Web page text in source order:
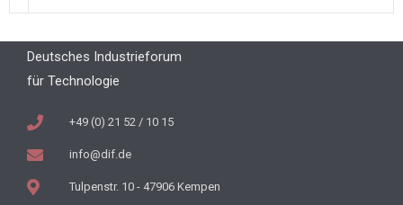
Deutsches Industrieforum
für Technologie
+49 (0) 21 52 / 10 15
info@dif.de
Tulpenstr. 10 - 47906 Kempen